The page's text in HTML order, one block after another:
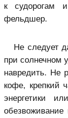
к судорогам
фельдшер.
Не следует
при солнечном
навредить. Не
кофе, крепкий
энергетики
обезвоживание